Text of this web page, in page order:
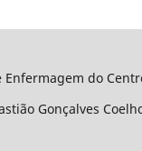
Enfermagem do
Gonçalves